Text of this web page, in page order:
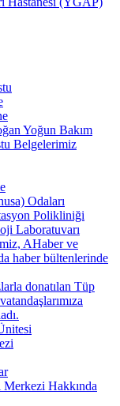
Yoğun Bakım
Belgelerimiz
Odaları
Polikliniği
Laboratuvarı
AHaber ve
haber bültenlerinde
donatılan Tüp
Merkezi Hakkında